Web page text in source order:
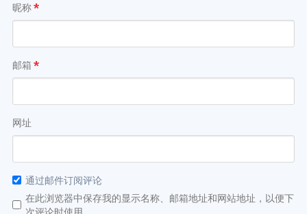
昵称*
邮箱 *
网址
通过邮件订阅评论
在此浏览器中保存我的显示名称、邮箱地址和网站地址，以便下